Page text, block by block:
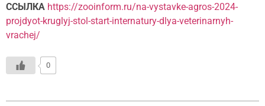
ССЫЛКА https://zooinform.ru/na-vystavke-agros-2024-
projdyot-kruglyj-stol-start-internatury-dlya-veterinarnyh-
vrachej/
0